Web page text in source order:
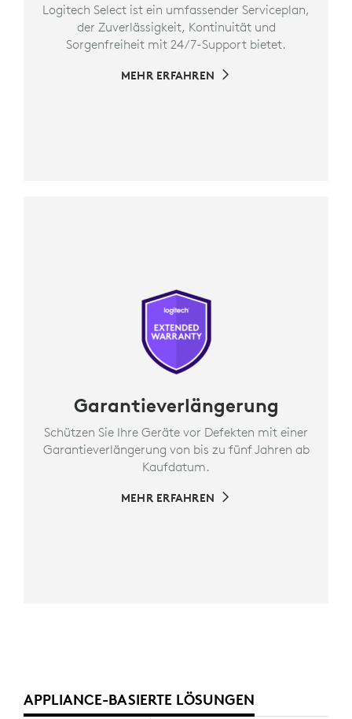
Logitech Select ist ein umfassender Serviceplan,
der Zuverlässigkeit, Kontinuität und
Sorgenfreiheit mit 24/7-Support bietet.
MEHR ERFAHREN
Garantieverlängerung
Schützen Sie Ihre Geräte vor Defekten mit einer
Garantieverlängerung von bis zu fünf Jahren ab
Kaufdatum.
MEHR ERFAHREN
APPLIANCE-BASIERTE LÖSUNGEN